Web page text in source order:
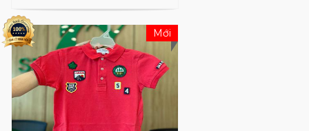
Mới